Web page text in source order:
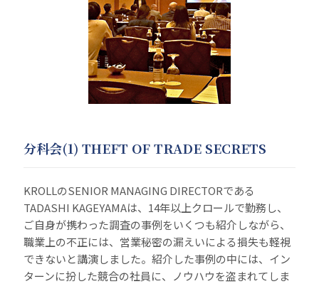
分科会(1) THEFT OF TRADE SECRETS
KROLLのSENIOR MANAGING DIRECTORである
TADASHI KAGEYAMAは、14年以上クロールで勤務し、
ご自身が携わった調査の事例をいくつも紹介しながら、
職業上の不正には、営業秘密の漏えいによる損失も軽視
できないと講演しました。紹介した事例の中には、イン
ターンに扮した競合の社員に、ノウハウを盗まれてしま